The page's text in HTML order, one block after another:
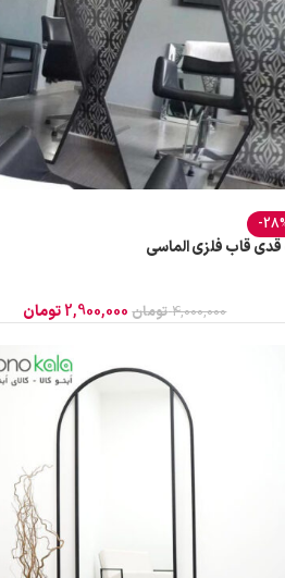
-
قدی قاب فلزی الماسی
4,000,000 تومان 2,900,000تومان